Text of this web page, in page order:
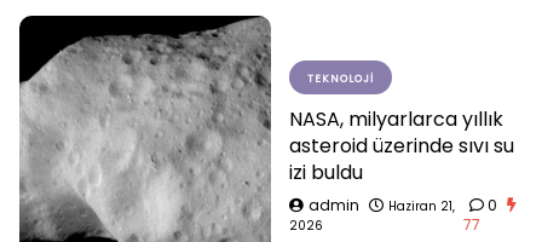
TEKNOLOJI
NASA, milyarlarca yıllık
asteroid üzerinde sıvı su
izi buldu
admin
Haziran 21,
2026
0
77